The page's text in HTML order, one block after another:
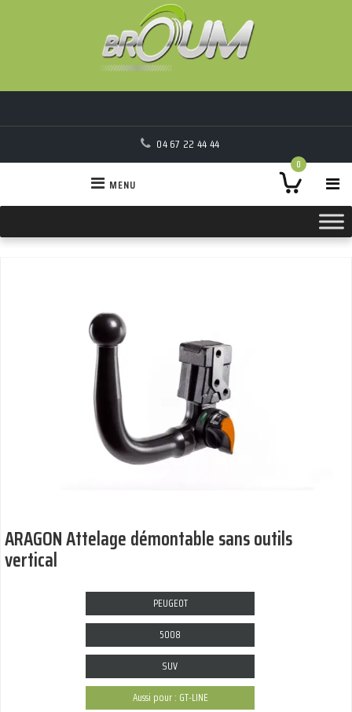
04 67 22 44 44
0
MENU
ARAGON Attelage démontable sans outils
vertical
PEUGEOT
5008
SUV
Aussi pour : GT-LINE